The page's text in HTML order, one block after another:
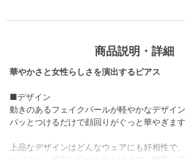
商品説明・詳細
華やかさと女性らしさを演出するピアス
■デザイン
動きのあるフェイクパールが軽やかなデザイン
パッとつけるだけで顔回りがぐっと華やぎます
上品なデザインはどんなウェアにも好相性で